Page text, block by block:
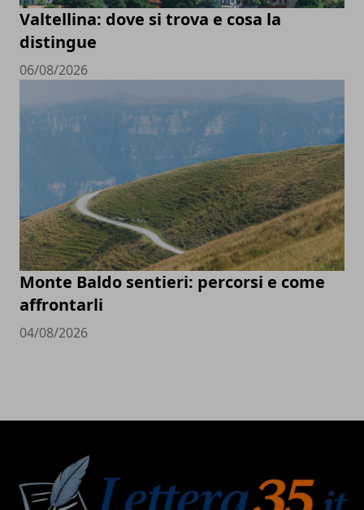
Valtellina: dove si trova e cosa la
distingue
06/08/2026
Monte Baldo sentieri: percorsi e come
affrontarli
04/08/2026